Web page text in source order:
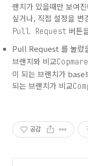
랜치가 있을때만 보여
싶거나, 직접 설정을 변
Pull Request 버튼
Pull Request 를 눌렀
브랜치와 비교Copmare
이 되는 브랜치가 base
되는 브랜치가 비교
공감